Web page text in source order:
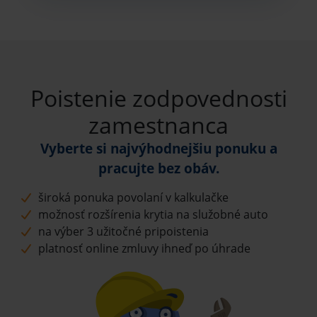
Poistenie zodpovednosti
zamestnanca
Vyberte si najvýhodnejšiu ponuku a
pracujte bez obáv.
široká ponuka povolaní v kalkulačke
možnosť rozšírenia krytia na služobné auto
na výber 3 užitočné pripoistenia
platnosť online zmluvy ihneď po úhrade